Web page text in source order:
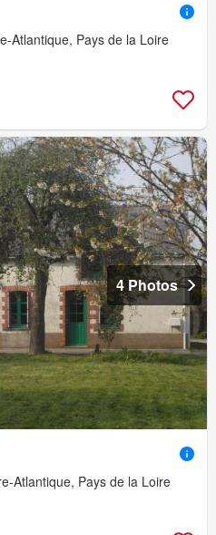
Atlantique, Pays de la Loire
4 Photos
Atlantique, Pays de la Loire